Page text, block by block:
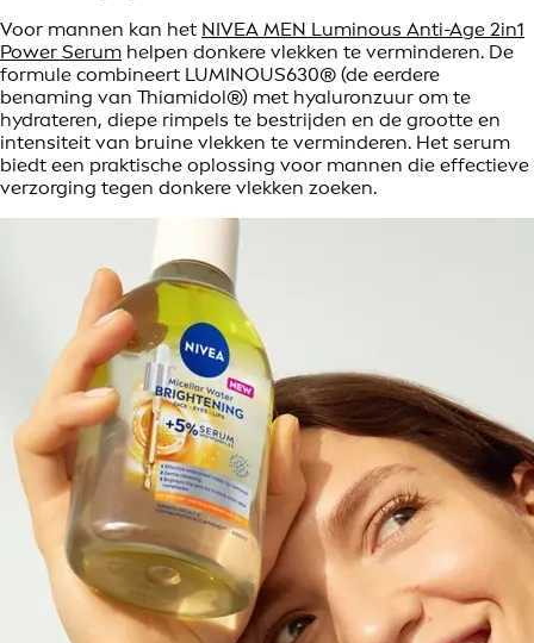
Voor mannen kan het NIVEA MEN Luminous Anti-Age 2in1
Power Serum helpen donkere vlekken te verminderen. De
formule combineert LUMINOUS630® (de eerdere
benaming van Thiamidol®) met hyaluronzuur om te
hydrateren, diepe rimpels te bestrijden en de grootte en
intensiteit van bruine vlekken te verminderen. Het serum
biedt een praktische oplossing voor mannen die effectieve
verzorging tegen donkere vlekken zoeken.